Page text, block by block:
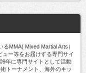
MMA( Mixed Martial Arts）
ー等をお届けする専門サイ
年に専門サイトとして活動
トーナメント、海外のキッ